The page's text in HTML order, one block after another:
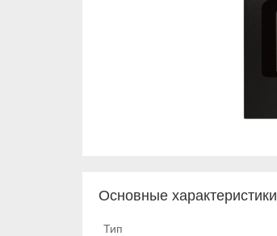
Основные характеристики
Тип